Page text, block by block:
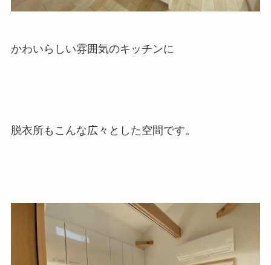
かわいらしい雰囲気のキッチンに
脱衣所もこんな広々とした空間です。